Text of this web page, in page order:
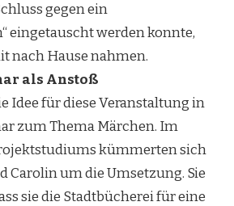
gegen ein
eingetauscht werden konnte,
nach Hause nahmen.
als Anstoß
Idee für diese Veranstaltung in
zum Thema Märchen. Im
kümmerten sich
Carolin um die Umsetzung. Sie
sie die Stadtbücherei für eine